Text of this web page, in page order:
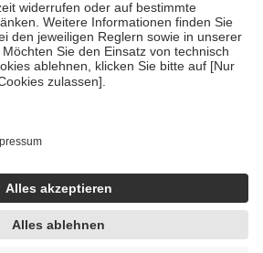
und Früherkennung, die von der
dass es sich um echte Bewertungen
hc/de/articles/4419944605341
wurden unter Zuhilfenahme künstlicher